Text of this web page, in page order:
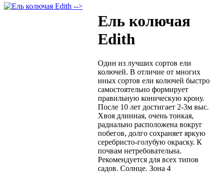
-->
Ель колючая
Edith
Один из лучших сортов ели
колючей. В отличие от многих
иных сортов ели колючей быстро
самостоятельно формирует
правильную коническую крону.
После 10 лет достигает 2-3м выс.
Хвоя длинная, очень тонкая,
радиально расположена вокруг
побегов, долго сохраняет яркую
серебристо-голубую окраску. К
почвам нетребовательна.
Рекомендуется для всех типов
садов. Солнце. Зона 4